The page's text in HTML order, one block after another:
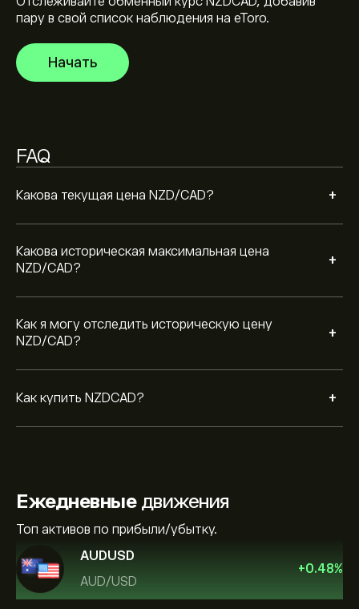
пару в свой список наблюдения на eToro.
Начать
FAQ
Какова текущая цена NZD/CAD? +
Какова историческая максимальная цена
NZD/CAD?
+
Как я могу отследить историческую цену
NZD/CAD?
+
графике eToro и уменьшите масштаб, чтобы
Цена NZD/CAD находится в диапазоне 0‎C$‎ за
последний год.
Как купить NZDCAD? +
Чтобы купить NZDCAD, перейдите в инструмент
"NZD/CAD (NZDCAD)" на веб-сайте eToro. После
определенной цене в будущем.
Ежедневныедвижения
Топ активов по прибыли/убытку.
AUDUSD
AUD/USD
+0.48%